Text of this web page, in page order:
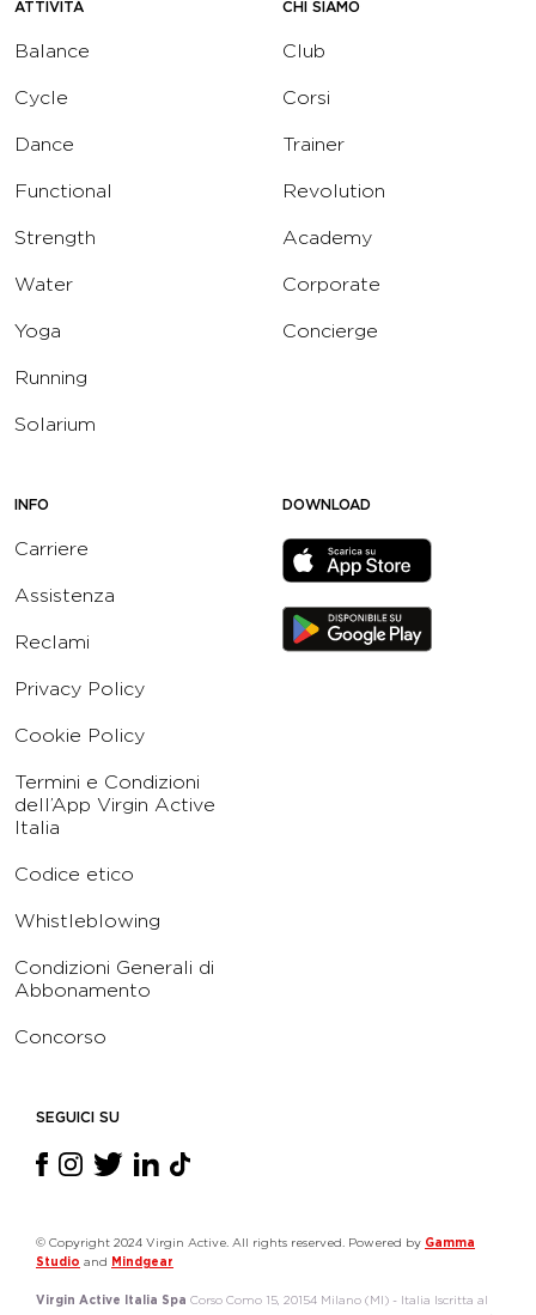
ATTIVITÀ
Balance
Cycle
Dance
Functional
Strength
Water
Yoga
Running
Solarium
CHI SIAMO
Club
Corsi
Trainer
Revolution
Academy
Corporate
Concierge
INFO
Carriere
Assistenza
Reclami
Privacy Policy
Cookie Policy
Termini e Condizioni
dell’App Virgin Active
Italia
Codice etico
Whistleblowing
Condizioni Generali di
Abbonamento
Concorso
DOWNLOAD
SEGUICI SU
© Copyright 2024 Virgin Active. All rights reserved. Powered by Gamma
Studio and Mindgear
Virgin Active Italia Spa Corso Como 15, 20154 Milano (MI) - Italia Iscritta al